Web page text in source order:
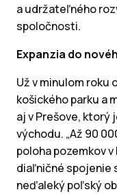
a udržateľného
spoločnosti.
Expanzia do
Už v minulom roku
košického parku a
aj v Prešove, ktorý
východu. „Až 90
poloha pozemkov
diaľničné spojenie
neďaleký poľský